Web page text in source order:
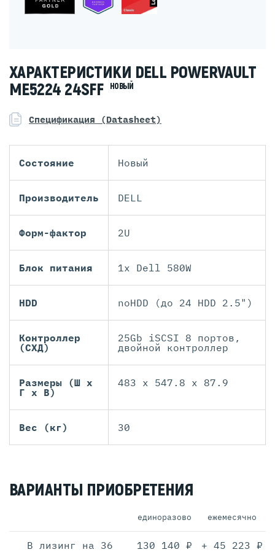
ХАРАКТЕРИСТИКИ DELL POWERVAULT
ME5224 24SFF
НОВЫЙ
Спецификация (Datasheet)
Состояние Новый
Производитель DELL
Форм-фактор 2U
Блок питания 1x Dell 580W
HDD noHDD (до 24 HDD 2.5")
Контроллер
(СХД)
25Gb iSCSI 8 портов,
двойной контроллер
Размеры (Ш х
Г х В)
483 x 547.8 x 87.9
Вес (кг) 30
ВАРИАНТЫ ПРИОБРЕТЕНИЯ
единоразово ежемесячно
В лизинг на 36
130 140 ₽ + 45 223 ₽